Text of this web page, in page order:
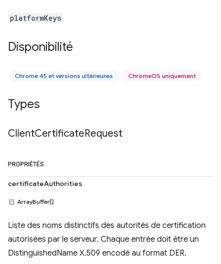
platformKeys
Disponibilité
Chrome 45 et versions ultérieures ChromeOS uniquement
Types
ClientCertificateRequest
PROPRIÉTÉS
certificateAuthorities
ArrayBuffer[]
Liste des noms distinctifs des autorités de certification
autorisées par le serveur. Chaque entrée doit être un
DistinguishedName X.509 encodé au format DER.